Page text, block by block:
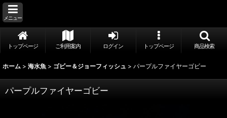
メニュー
トップページ ご利用案内 ログイン トップページ 商品検索
ホーム > 海水魚 > ゴビー＆ジョーフィッシュ > パープルファイヤーゴビー
パープルファイヤーゴビー